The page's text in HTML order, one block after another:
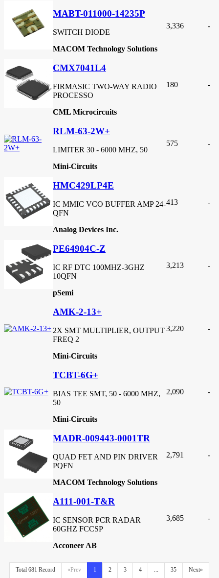
MABT-011000-14235P
SWITCH DIODE
MACOM Technology Solutions
3,336 -
CMX7041L4
FIRMASIC TWO-WAY RADIO
PROCESSO
CML Microcircuits
180 -
RLM-63-2W+
LIMITER 30 - 6000 MHZ, 50
Mini-Circuits
575 -
HMC429LP4E
IC MMIC VCO BUFFER AMP 24-
QFN
Analog Devices Inc.
413 -
PE64904C-Z
IC RF DTC 100MHZ-3GHZ
10QFN
pSemi
3,213 -
AMK-2-13+
2X SMT MULTIPLIER, OUTPUT
FREQ 2
Mini-Circuits
3,220 -
TCBT-6G+
BIAS TEE SMT, 50 - 6000 MHZ,
50
Mini-Circuits
2,090 -
MADR-009443-0001TR
QUAD FET AND PIN DRIVER
PQFN
MACOM Technology Solutions
2,791 -
A111-001-T&R
IC SENSOR PCR RADAR
60GHZ FCCSP
Acconeer AB
3,685 -
Total 681 Record «Prev 1 2 3 4 ... 35 Next»